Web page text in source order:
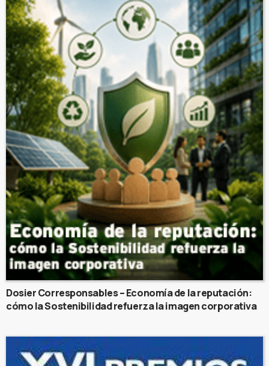
Dosier Corresponsables – Economía de la reputación:
cómo la Sostenibilidad refuerza la imagen corporativa